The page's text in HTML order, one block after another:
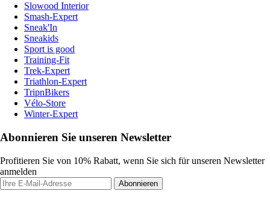
Slowood Interior
Smash-Expert
Sneak'In
Sneakids
Sport is good
Training-Fit
Trek-Expert
Triathlon-Expert
TripnBikers
Vélo-Store
Winter-Expert
Abonnieren Sie unseren Newsletter
Profitieren Sie von 10% Rabatt, wenn Sie sich für unseren Newsletter
anmelden
Abonnieren